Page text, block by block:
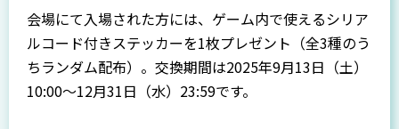
会場にて入場された方には、ゲーム内で使えるシリア
ルコード付きステッカーを1枚プレゼント（全3種のう
ちランダム配布）。交換期間は2025年9月13日（土）
10:00〜12月31日（水）23:59です。